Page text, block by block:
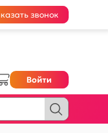
звонок
Войти